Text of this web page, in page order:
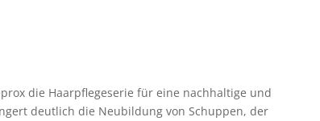
die Haarpflegeserie für eine nachhaltige und
deutlich die Neubildung von Schuppen, der